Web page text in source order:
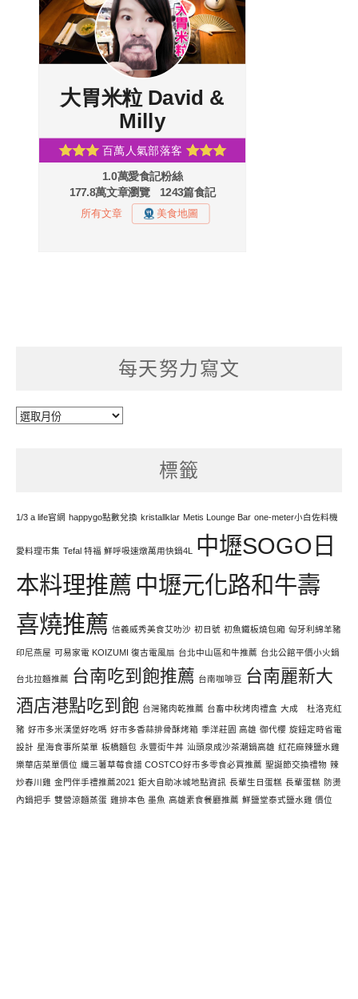
每天努力寫文
每
標籤
1/3 a life官網 happygo點數兌換 kristallklar Metis Lounge Bar one-meter小白佐料機
愛料理市集 Tefal 特福 鮮呼吸速燉萬用快鍋4L
中壢SOGO日
本料理推薦 中壢元化路和牛壽
喜燒推薦 信義威秀美食艾叻沙 初日號 初魚鐵板燒包廂 匈牙利綿羊豬
印尼燕屋 可易家電 KOIZUMI 復古電風扇 台北中山區和牛推薦 台北公館平價小火鍋
台北拉麵推薦 台南吃到飽推薦 台南咖啡豆 台南麗新大
酒店港點吃到飽 台灣豬肉乾推薦 台畜中秋烤肉禮盒 大成 杜洛克紅
豬 好市多米漢堡好吃嗎 好市多香蒜排骨酥烤箱 季洋莊園 高雄 御代櫻 旋鈕定時省電
設計 星海食事所菜單 板橋麵包 永豐街牛丼 汕頭泉成沙茶潮鍋高雄 紅花麻辣鹽水雞
樂華店菜單價位 纖三薯草莓食譜 COSTCO好市多零食必買推薦 聖誕節交換禮物 辣
炒春川雞 金門伴手禮推薦2021 鉅大自助冰城地點資訊 長輩生日蛋糕 長輩蛋糕 防燙
內鍋把手 雙營涼麵蒸蛋 雞排本色 墨魚 高雄素食餐廳推薦 鮮鹽堂泰式鹽水雞 價位